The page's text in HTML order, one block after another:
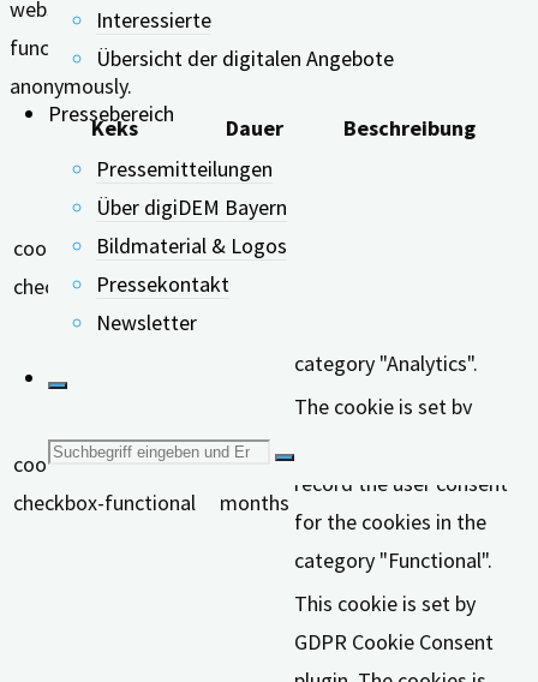
Interessierte
Übersicht der digitalen Angebote
Pressebereich
Pressemitteilungen
Über digiDEM Bayern
Bildmaterial & Logos
Pressekontakt
Newsletter
Suche
nach:
website to function properly. These cookies ensure basic
functionalities and security features of the website,
anonymously.
Keks
Dauer Beschreibung
cookielawinfo-
checkbox-analytics
11
months
category "Analytics".
cookielawinfo-
checkbox-functional
11
months
The cookie is set by
record the user consent
for the cookies in the
category "Functional".
This cookie is set by
GDPR Cookie Consent